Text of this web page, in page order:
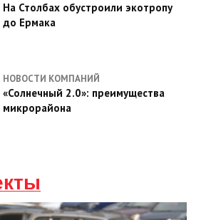
На Столбах обустроили экотропу
до Ермака
НОВОСТИ КОМПАНИЙ
«Солнечный 2.0»: преимущества
микрорайона